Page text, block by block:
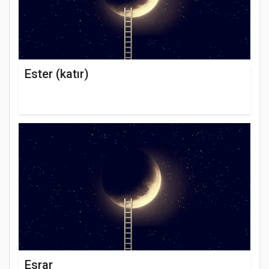
Ester (katır)
Esrar